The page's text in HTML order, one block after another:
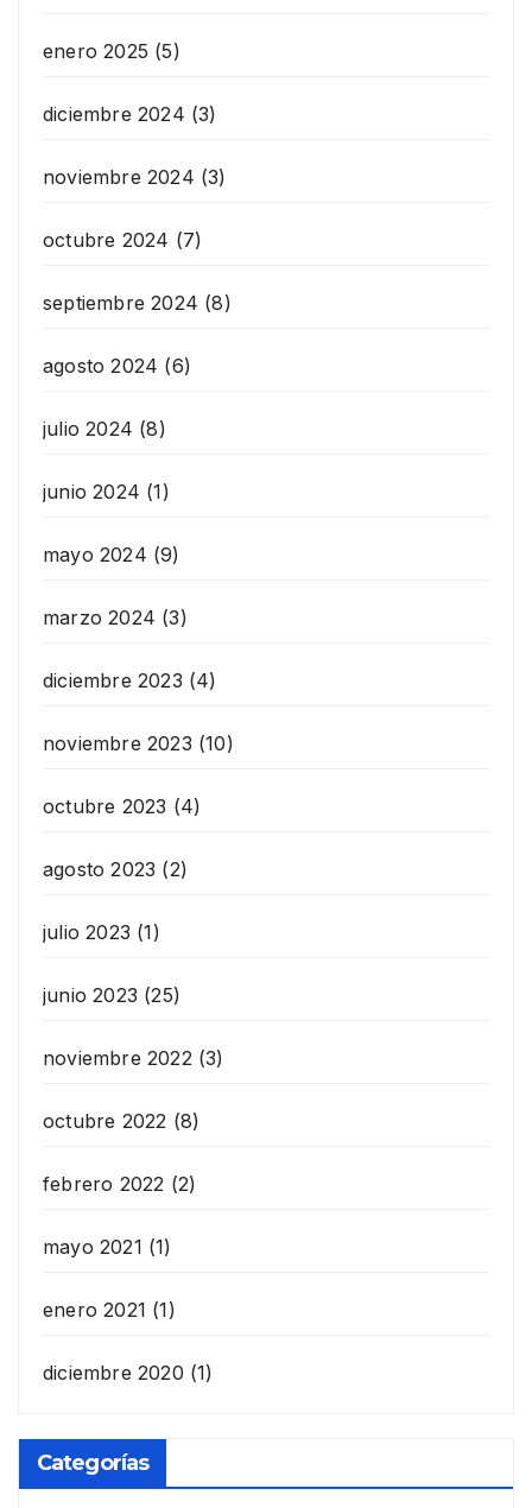
enero 2025 (5)
diciembre 2024 (3)
noviembre 2024 (3)
octubre 2024 (7)
septiembre 2024 (8)
agosto 2024 (6)
julio 2024 (8)
junio 2024 (1)
mayo 2024 (9)
marzo 2024 (3)
diciembre 2023 (4)
noviembre 2023 (10)
octubre 2023 (4)
agosto 2023 (2)
julio 2023 (1)
junio 2023 (25)
noviembre 2022(3)
octubre 2022 (8)
febrero 2022 (2)
mayo 2021 (1)
enero 2021 (1)
diciembre 2020 (1)
Categorías